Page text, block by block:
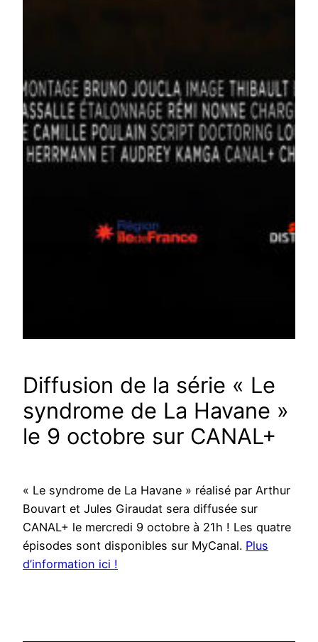
Diffusion de la série « Le
syndrome de La Havane »
le 9 octobre sur CANAL+
« Le syndrome de La Havane » réalisé par Arthur
Bouvart et Jules Giraudat sera diffusée sur
CANAL+ le mercredi 9 octobre à 21h ! Les quatre
épisodes sont disponibles sur MyCanal. Plus
d’information ici !